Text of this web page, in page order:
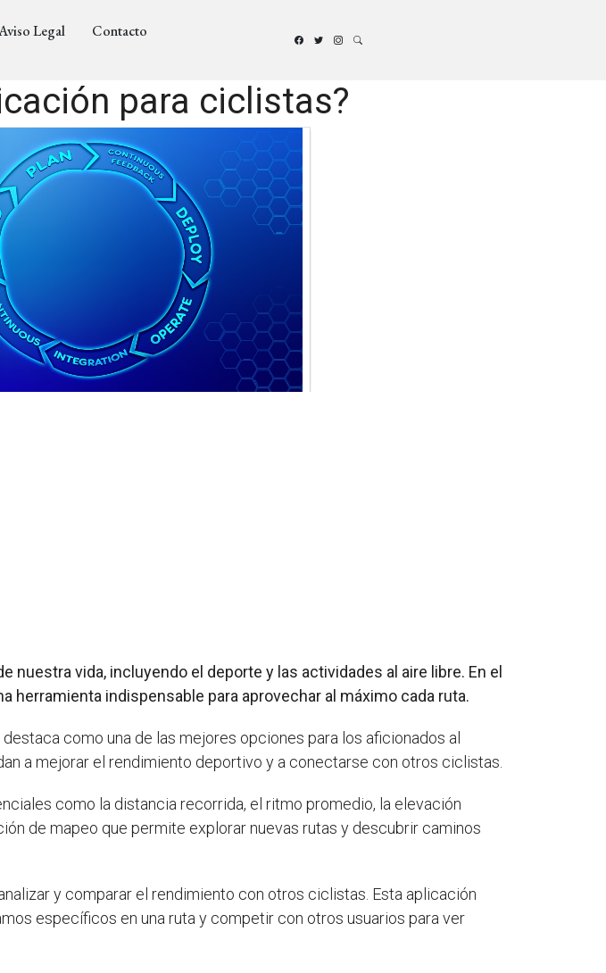
Legal Contacto
para ciclistas?
vida, incluyendo el deporte y las actividades al aire libre. En el
indispensable para aprovechar al máximo cada ruta.
destaca como una de las mejores opciones para los aficionados al
a mejorar el rendimiento deportivo y a conectarse con otros ciclistas.
como la distancia recorrida, el ritmo promedio, la elevación
de mapeo que permite explorar nuevas rutas y descubrir caminos
y comparar el rendimiento con otros ciclistas. Esta aplicación
específicos en una ruta y competir con otros usuarios para ver